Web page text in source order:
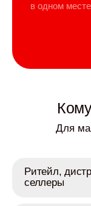
в одном
Для
Ритейл,
селлеры